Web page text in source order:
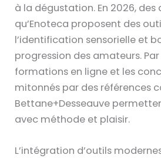
à la dégustation. En 2026,
qu’Enoteca proposent des
l’identification sensorielle et
progression des amateurs. Par
formations en ligne et les
mitonnés par des références
Bettane+Desseauve
avec méthode et plaisir.
L’intégration d’outils